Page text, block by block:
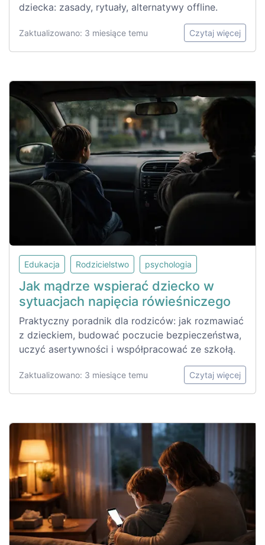
dziecka: zasady, rytuały, alternatywy offline.
Zaktualizowano: 3 miesiące temu Czytaj więcej
Edukacja Rodzicielstwo psychologia
Jak mądrze wspierać dziecko w
sytuacjach napięcia rówieśniczego
Praktyczny poradnik dla rodziców: jak rozmawiać
z dzieckiem, budować poczucie bezpieczeństwa,
uczyć asertywności i współpracować ze szkołą.
Zaktualizowano: 3 miesiące temu Czytaj więcej